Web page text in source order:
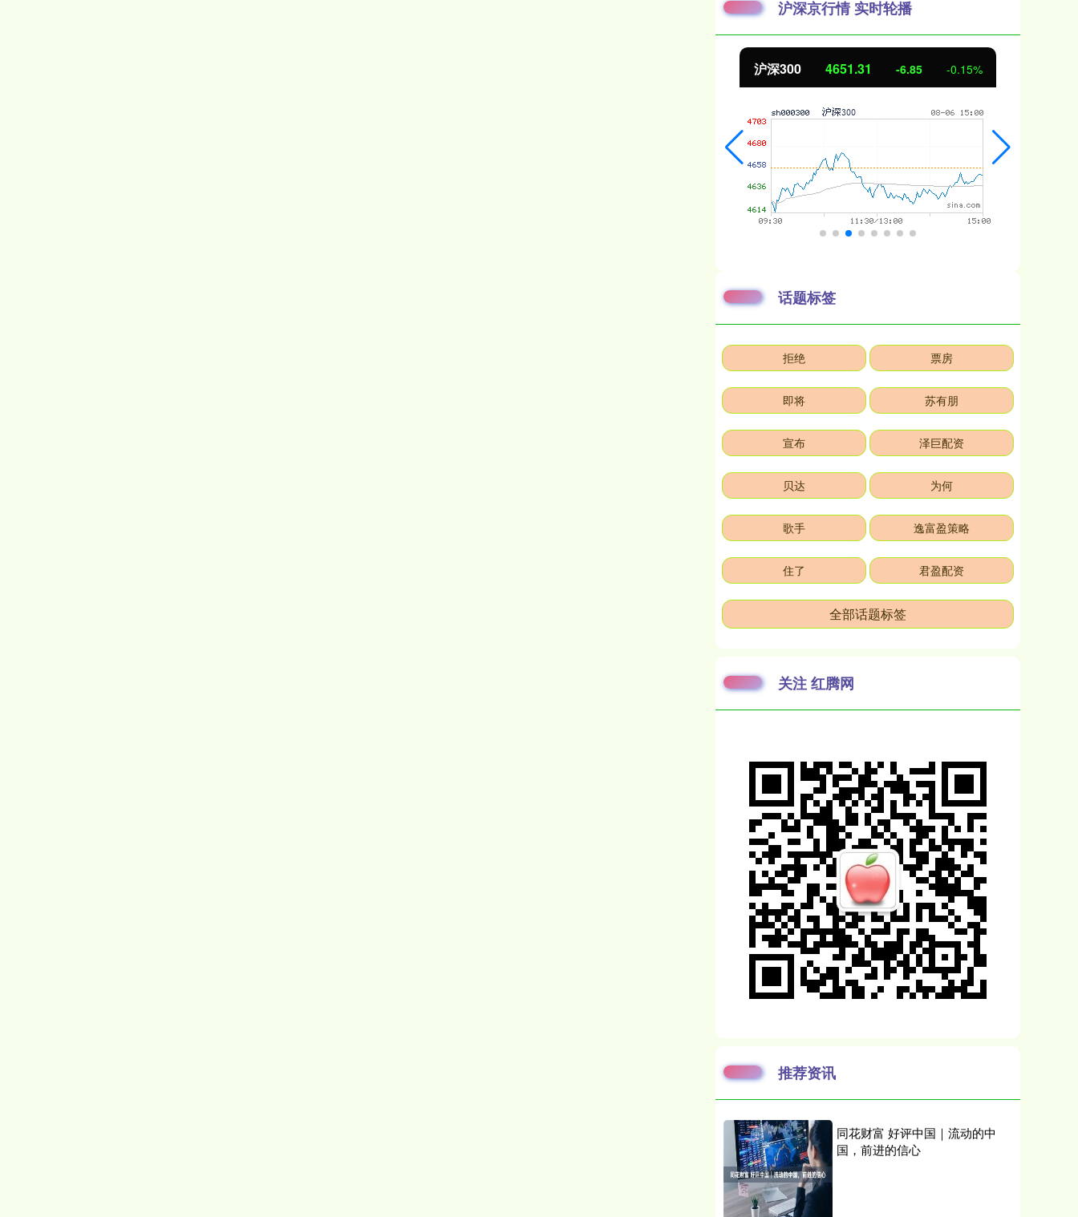
沪深京行情 实时轮播
沪深300 4651.31 -6.85 -0.15%
话题标签
拒绝 票房
即将 苏有朋
宣布 泽巨配资
贝达 为何
歌手 逸富盈策略
住了 君盈配资
全部话题标签
关注 红腾网
推荐资讯
同花财富 好评中国｜流动的中
国，前进的信心